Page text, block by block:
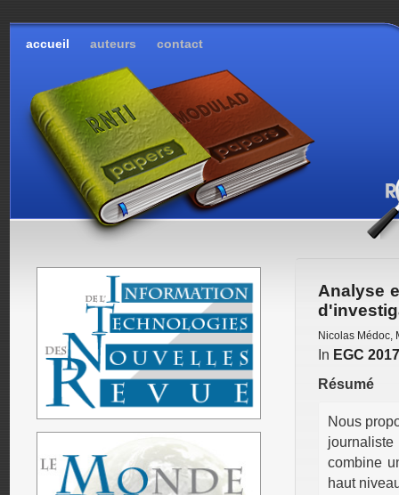
accueil auteurs contact
Analyse
Nicolas Médoc,
In EGC 2017
Résumé
Nous
combine
haut